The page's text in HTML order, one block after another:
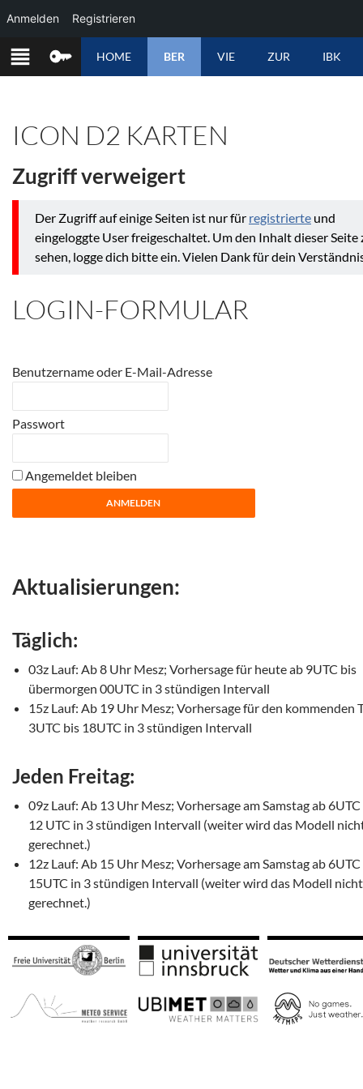
ZUM
INHALT
HOME BER VIE ZUR IBK
ICON D2 KARTEN
Zugriff verweigert
Der Zugriff auf einige Seiten ist nur für registrierte und
eingeloggte User freigeschaltet. Um den Inhalt dieser Seite
sehen, logge dich bitte ein. Vielen Dank für dein
LOGIN-FORMULAR
Benutzername oder E-Mail-Adresse
Passwort
Angemeldet bleiben
Aktualisierungen:
Täglich:
03z Lauf: Ab 8 Uhr Mesz; Vorhersage für heute ab 9UTC bis
übermorgen 00UTC in 3 stündigen Intervall
15z Lauf: Ab 19 Uhr Mesz; Vorhersage für den kommenden
3UTC bis 18UTC in 3 stündigen Intervall
Jeden Freitag:
09z Lauf: Ab 13 Uhr Mesz; Vorhersage am Samstag ab
12 UTC in 3 stündigen Intervall (weiter wird das Modell
gerechnet.)
12z Lauf: Ab 15 Uhr Mesz; Vorhersage am Samstag ab
15UTC in 3 stündigen Intervall (weiter wird das Modell nicht
gerechnet.)
Anmelden Registrieren